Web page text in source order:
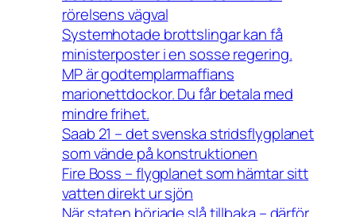
rörelsens vägval
Systemhotade brottslingar kan få
ministerposter i en sosse regering.
MP är godtemplarmaffians
marionettdockor. Du får betala med
mindre frihet.
Saab 21 – det svenska stridsflygplanet
som vände på konstruktionen
Fire Boss – flygplanet som hämtar sitt
vatten direkt ur sjön